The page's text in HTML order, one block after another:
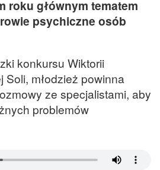
roku głównym tematem
psychiczne osób
konkursu Wiktorii
Soli, młodzież powinna
ze specjalistami, aby
problemów